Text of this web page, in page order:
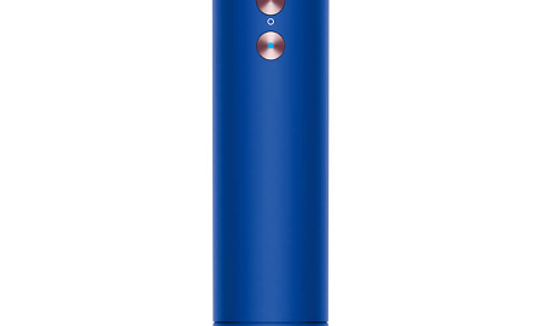
LIFESTYLE
って楽しみながら、進化するソーシャルに寄り添いたい。
何かに縛られていた時間から解き放たれつつある世代の
メールマガジンでお届け致します。更に『AdvancedTime』